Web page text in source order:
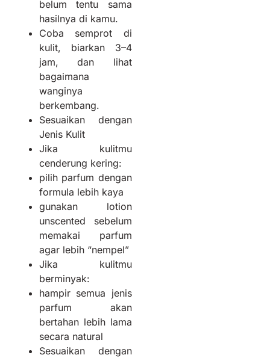
belum tentu sama
hasilnya di kamu.
Coba semprot di
kulit, biarkan 3–4
jam, dan lihat
bagaimana
wanginya
berkembang.
Sesuaikan dengan
Jenis Kulit
Jika kulitmu
cenderung kering:
pilih parfum dengan
formula lebih kaya
gunakan lotion
unscented sebelum
memakai parfum
agar lebih “nempel”
Jika kulitmu
berminyak:
hampir semua jenis
parfum akan
bertahan lebih lama
secara natural
Sesuaikan dengan